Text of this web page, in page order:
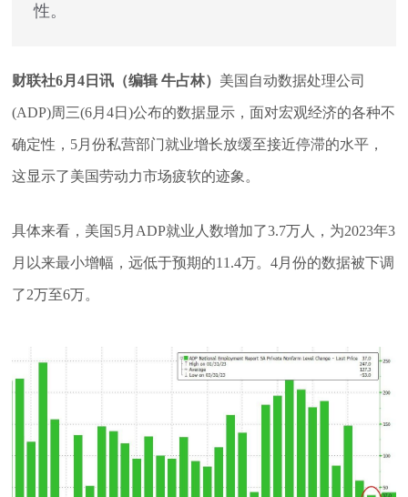
性。
财联社6月4日讯（编辑 牛占林） 美国自动数据处理公司
(ADP)周三(6月4日)公布的数据显示，面对宏观经济的各种不
确定性，5月份私营部门就业增长放缓至接近停滞的水平，
这显示了美国劳动力市场疲软的迹象。
具体来看，美国5月ADP就业人数增加了3.7万人，为2023年3
月以来最小增幅，远低于预期的11.4万。4月份的数据被下调
了2万至6万。